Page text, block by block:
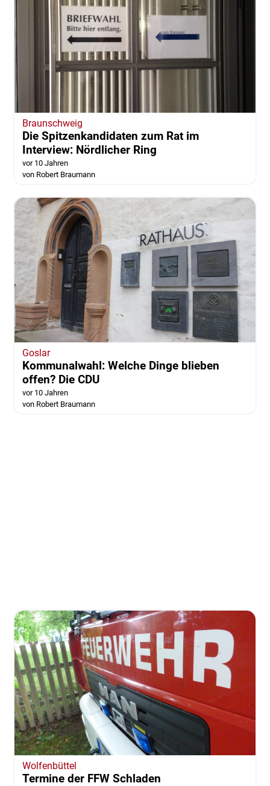
Braunschweig
Die Spitzenkandidaten zum Rat im
Interview: Nördlicher Ring
vor 10 Jahren
von Robert Braumann
Goslar
Kommunalwahl: Welche Dinge blieben
offen? Die CDU
vor 10 Jahren
von Robert Braumann
Wolfenbüttel
Termine der FFW Schladen